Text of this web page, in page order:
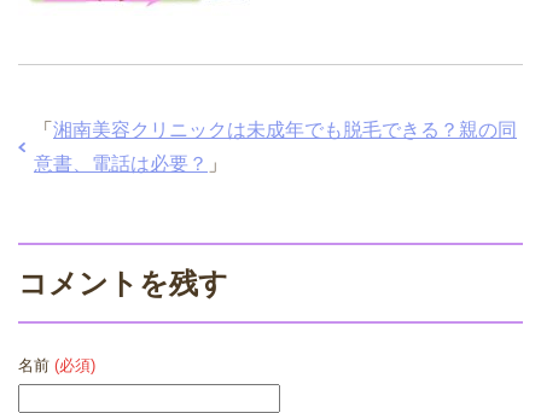
「 湘南美容クリニックは未成年でも脱毛できる？親の同
意書、電話は必要？ 」
コメントを残す
名前 (必須)